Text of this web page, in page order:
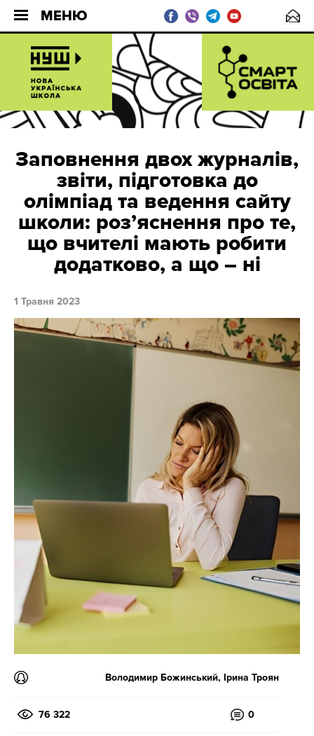
МЕНЮ
Заповнення двох журналів,
звіти, підготовка до
олімпіад та ведення сайту
школи: розʼяснення про те,
що вчителі мають робити
додатково, а що – ні
1 Травня 2023
Володимир Божинський, Ірина Троян
76 322 0